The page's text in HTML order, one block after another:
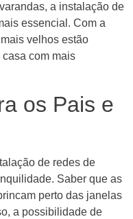
a instalação de
essencial. Com a
velhos estão
com mais
os Pais e
de redes de
Saber que as
perto das janelas
a possibilidade de